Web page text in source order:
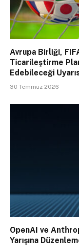
Avrupa Birliği,
Ticarileştirme
Edebileceği
30 Temmuz 2026
OpenAI ve
Yarışına